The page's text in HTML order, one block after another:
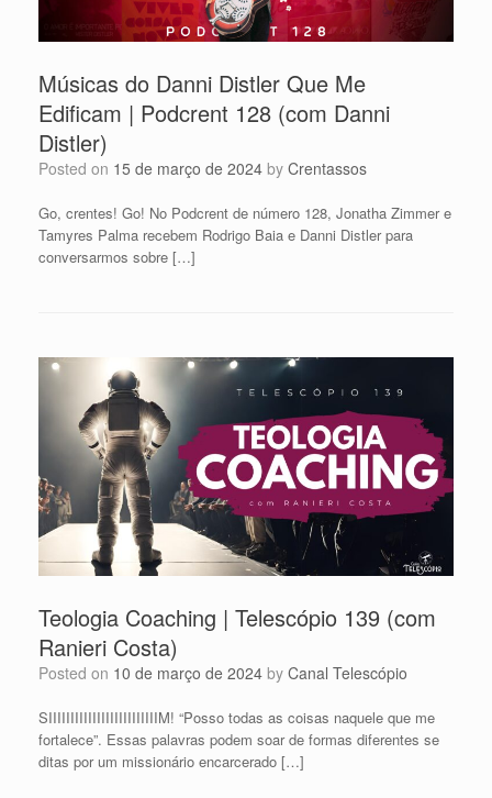
Músicas do Danni Distler Que Me
Edificam | Podcrent 128 (com Danni
Distler)
Posted on 15 de março de 2024 by Crentassos
Go, crentes! Go! No Podcrent de número 128, Jonatha Zimmer e
Tamyres Palma recebem Rodrigo Baia e Danni Distler para
conversarmos sobre […]
Teologia Coaching | Telescópio 139 (com
Ranieri Costa)
Posted on 10 de março de 2024 by Canal Telescópio
SIIIIIIIIIIIIIIIIIIIIIIIIIM! “Posso todas as coisas naquele que me
fortalece”. Essas palavras podem soar de formas diferentes se
ditas por um missionário encarcerado […]